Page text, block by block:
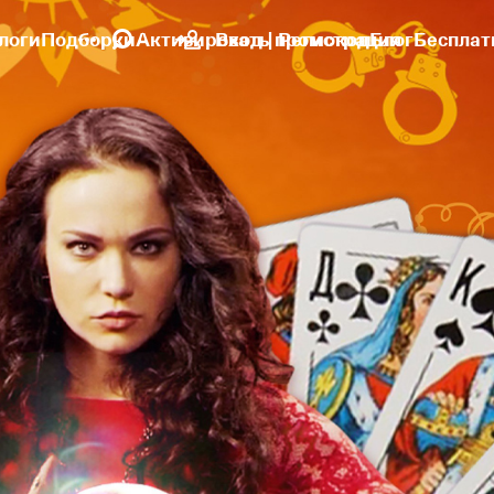
ПодборкиАктивировать промокодБлог
Вход | Регистрация